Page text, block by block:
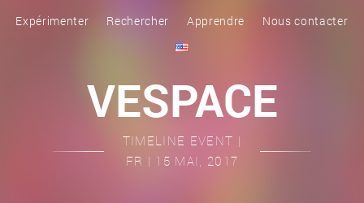
Expérimenter Rechercher Apprendre Nous contacter
VESPACE
TIMELINE EVENT |
FR | 15 MAI, 2017